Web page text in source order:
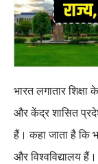
भारत लगातार
और केंद्र शासित
हैं। कहा जाता है कि
और विश्वविद्यालय